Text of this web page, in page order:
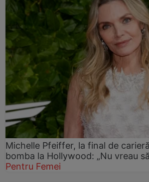
Michelle Pfeiffer, la final de
bomba la Hollywood: „Nu vreau
Pentru Femei